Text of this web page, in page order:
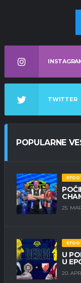
TWITTER
POPULARNE
25.
U
U
20.